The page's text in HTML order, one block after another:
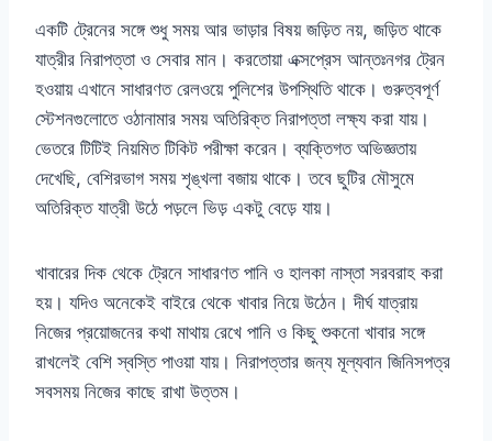
একটি ট্রেনের সঙ্গে শুধু সময় আর ভাড়ার বিষয় জড়িত নয়, জড়িত থাকে
যাত্রীর নিরাপত্তা ও সেবার মান। করতোয়া এক্সপ্রেস আন্তঃনগর ট্রেন
হওয়ায় এখানে সাধারণত রেলওয়ে পুলিশের উপস্থিতি থাকে। গুরুত্বপূর্ণ
স্টেশনগুলোতে ওঠানামার সময় অতিরিক্ত নিরাপত্তা লক্ষ্য করা যায়।
ভেতরে টিটিই নিয়মিত টিকিট পরীক্ষা করেন। ব্যক্তিগত অভিজ্ঞতায়
দেখেছি, বেশিরভাগ সময় শৃঙ্খলা বজায় থাকে। তবে ছুটির মৌসুমে
অতিরিক্ত যাত্রী উঠে পড়লে ভিড় একটু বেড়ে যায়।
খাবারের দিক থেকে ট্রেনে সাধারণত পানি ও হালকা নাস্তা সরবরাহ করা
হয়। যদিও অনেকেই বাইরে থেকে খাবার নিয়ে উঠেন। দীর্ঘ যাত্রায়
নিজের প্রয়োজনের কথা মাথায় রেখে পানি ও কিছু শুকনো খাবার সঙ্গে
রাখলেই বেশি স্বস্তি পাওয়া যায়। নিরাপত্তার জন্য মূল্যবান জিনিসপত্র
সবসময় নিজের কাছে রাখা উত্তম।